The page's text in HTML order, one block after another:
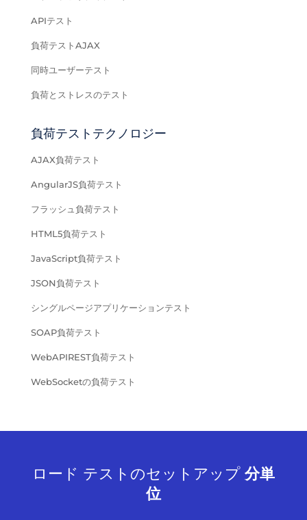
APIテスト
負荷テストAJAX
同時ユーザーテスト
負荷とストレスのテスト
負荷テストテクノロジー
AJAX負荷テスト
AngularJS負荷テスト
フラッシュ負荷テスト
HTML5負荷テスト
JavaScript負荷テスト
JSON負荷テスト
シングルページアプリケーションテスト
SOAP負荷テスト
WebAPIREST負荷テスト
WebSocketの負荷テスト
ロード テストのセットアップ 分単
位